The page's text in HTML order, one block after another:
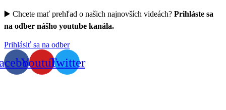
▶️ Chcete mať prehľad o našich najnovších videách? Prihláste sa
na odber nášho youtube kanála.
Prihlásiť sa na odber
YoutubeTwitter